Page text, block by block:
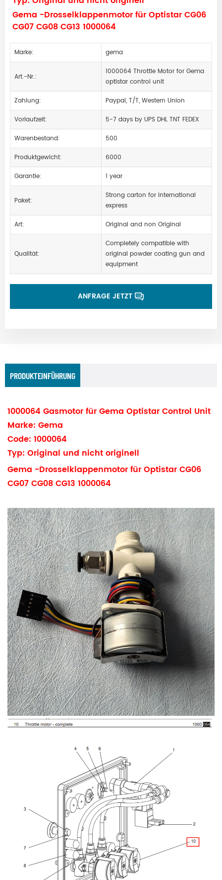
Gema -Drosselklappenmotor für Optistar CG06
CG07 CG08 CG13 1000064
Marke: gema
Art.-Nr.:
1000064 Throttle Motor for Gema
optistar control unit
Zahlung:
Paypal, T/T, Western Union
Vorlaufzeit:
5-7 days by UPS DHL TNT FEDEX
Warenbestand:
500
Produktgewicht:
6000
Garantie:
1 year
Paket:
Strong carton for international
express
Art:
Original and non Original
Qualität:
Completely compatible with
original powder coating gun and
equipment
ANFRAGE JETZT
PRODUKTEINFÜHRUNG
1000064 Gasmotor für Gema Optistar Control Unit
Marke: Gema
Code: 1000064
Typ: Original und nicht originell
Gema -Drosselklappenmotor für Optistar CG06
CG07 CG08 CG13 1000064